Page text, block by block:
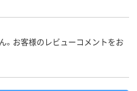
。お客様のレビューコメントをお